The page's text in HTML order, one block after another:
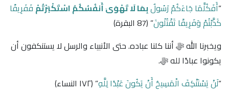
“أَفَكُلَّمَا جَاءَكُمْ رَسُولٌبِمَا لَا تَهْوَىٰ أَنفُسُكُمُ اسْتَكْبَرْتُمْ فَفَرِيقًا
كَذَّبْتُمْ وَفَرِيقًا تَقْتُلُونَ” ﴿87 البقرة﴾
ويخبرنا الله ﷻ أننا كلنا عباده. حتى الأنبياء والرسل لا يستنكفون أن
يكونوا عبادًا لله ﷻ.
“لَنْ يَسْتَنْكِفَ الْمَسِيحُ أَنْ يَكُونَ عَبْدًا لِلَّهِ” ﴿١٧٢ النساء﴾